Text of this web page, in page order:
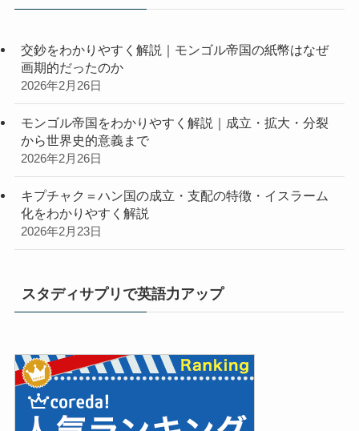
交鈔をわかりやすく解説｜モンゴル帝国の紙幣はなぜ
画期的だったのか
2026年2月26日
モンゴル帝国をわかりやすく解説｜成立・拡大・分裂
から世界史的意義まで
2026年2月26日
キプチャク＝ハン国の成立・支配の特徴・イスラーム
化をわかりやすく解説
2026年2月23日
スタディサプリで英語力アップ